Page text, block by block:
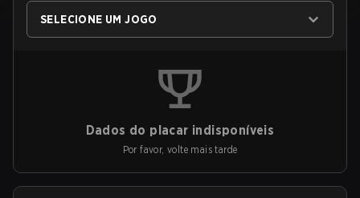
SELECIONE UM JOGO
Dados do placar indisponíveis
Por favor, volte mais tarde